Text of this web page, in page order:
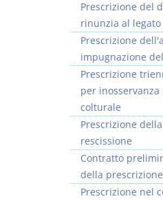
Prescrizione del
rinunzia al legato
Prescrizione
impugnazione
Prescrizione
per
colturale
Prescrizione
rescissione
Contratto
della prescrizione
Prescrizione nel